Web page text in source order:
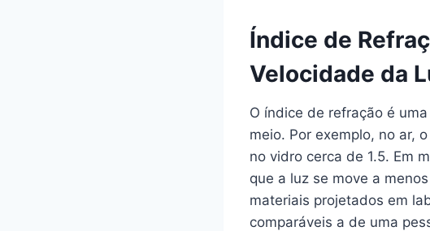
Índice de
Velocidade da
O índice de refração é
meio. Por exemplo, no ar,
no vidro cerca de 1.5. Em
que a luz se move a
materiais projetados em
comparáveis a de uma